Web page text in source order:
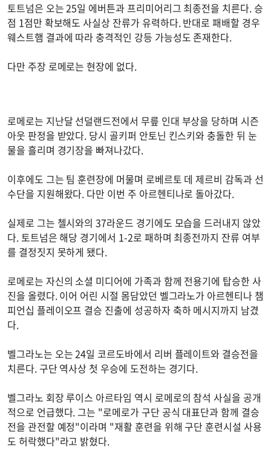
토트넘은 오는 25일 에버튼과 프리미어리그 최종전을 치른다. 승
점 1점만 확보해도 사실상 잔류가 유력하다. 반대로 패배할 경우
웨스트햄 결과에 따라 충격적인 강등 가능성도 존재한다.
다만 주장 로메로는 현장에 없다.
로메로는 지난달 선덜랜드전에서 무릎 인대 부상을 당하며 시즌
아웃 판정을 받았다. 당시 골키퍼 안토닌 킨스키와 충돌한 뒤 눈
물을 흘리며 경기장을 빠져나갔다.
이후에도 그는 팀 훈련장에 머물며 로베르토 데 제르비 감독과 선
수단을 지원해왔다. 다만 이번 주 아르헨티나로 돌아갔다.
실제로 그는 첼시와의 37라운드 경기에도 모습을 드러내지 않았
다. 토트넘은 해당 경기에서 1-2로 패하며 최종전까지 잔류 여부
를 결정짓지 못하게 됐다.
로메로는 자신의 소셜 미디어에 가족과 함께 전용기에 탑승한 사
진을 올렸다. 이어 어린 시절 몸담았던 벨그라노가 아르헨티나 챔
피언십 플레이오프 결승 진출에 성공하자 축하 메시지까지 남겼
다.
벨그라노는 오는 24일 코르도바에서 리버 플레이트와 결승전을
치른다. 구단 역사상 첫 우승에 도전하는 경기다.
벨그라노 회장 루이스 아르타임 역시 로메로의 참석 사실을 공개
적으로 언급했다. 그는 "로메로가 구단 공식 대표단과 함께 결승
전을 관전할 예정"이라며 "재활 훈련을 위해 구단 훈련시설 사용
도 허락했다"라고 밝혔다.